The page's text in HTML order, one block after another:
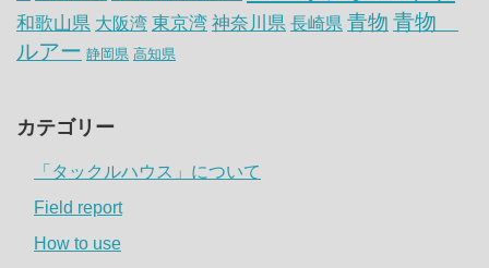
和歌山県 大阪湾 東京湾 神奈川県 長崎県 青物 青物
ルアー 静岡県 高知県
カテゴリー
「タックルハウス」について
Field report
How to use